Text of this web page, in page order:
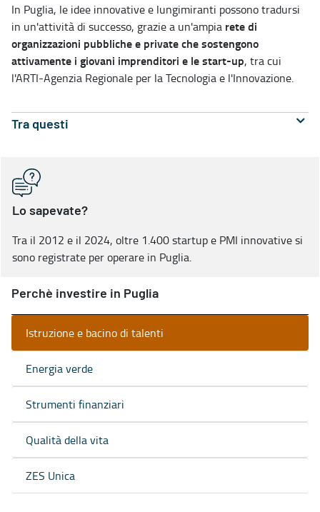
In Puglia, le idee innovative e lungimiranti possono tradursi
in un'attività di successo, grazie a un'ampia rete di
organizzazioni pubbliche e privateche sostengono
attivamente i giovani imprenditori e le start-up, tra cui
l'ARTI-Agenzia Regionale per la Tecnologia e l'Innovazione.
Tra questi
Lo sapevate?
Tra il 2012 e il 2024, oltre 1.400 startup e PMI innovative si
sono registrate per operare in Puglia.
Perchè investire in Puglia
Istruzione e bacino di talenti
Energia verde
Strumenti finanziari
Qualità della vita
ZES Unica